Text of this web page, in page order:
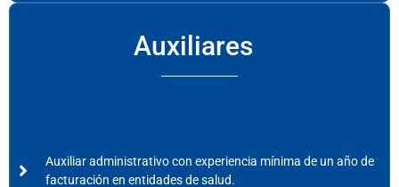
Auxiliares
Auxiliar administrativo con experiencia mínima de un año de
facturación en entidades de salud.